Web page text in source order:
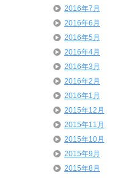
2016年7月
2016年6月
2016年5月
2016年4月
2016年3月
2016年2月
2016年1月
2015年12月
2015年11月
2015年10月
2015年9月
2015年8月